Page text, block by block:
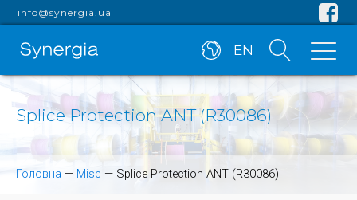
info@synergia.ua
EN
Splice Protection ANT (R30086)
Головна — Misc — Splice Protection ANT (R30086)